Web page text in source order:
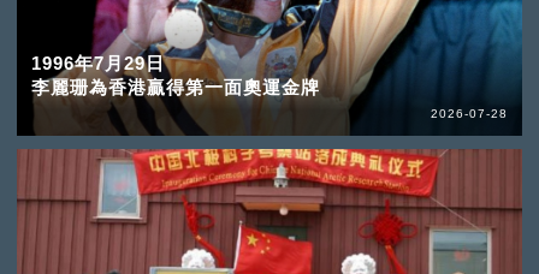
1996年7月29日
李麗珊為香港贏得第一面奧運金牌
2026-07-28